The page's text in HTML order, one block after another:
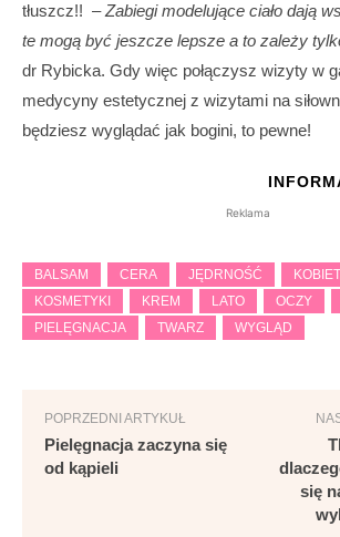
tłuszcz!! –Zabiegi modelujące ciało dają
te mogą być jeszcze lepsze a to zależy
dr Rybicka. Gdy więc połączysz wizyty w
medycyny estetycznej z wizytami na
będziesz wyglądać jak bogini, to pewne!
Reklama
BALSAM CERA JĘDRNOŚĆ
KOSMETYKI
KREM LATO OCZY
PIELĘGNACJA
TWARZ WYGLĄD
POPRZEDNI ARTYKUŁ
Pielęgnacja zaczyna się
od kąpieli
się